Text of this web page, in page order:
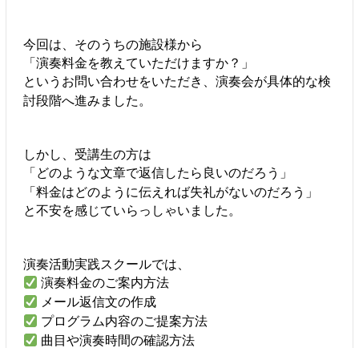
今回は、そのうちの施設様から
「演奏料金を教えていただけますか？」
というお問い合わせをいただき、演奏会が具体的な検
討段階へ進みました。
しかし、受講生の方は
「どのような文章で返信したら良いのだろう」
「料金はどのように伝えれば失礼がないのだろう」
と不安を感じていらっしゃいました。
演奏活動実践スクールでは、
演奏料金のご案内方法
メール返信文の作成
プログラム内容のご提案方法
曲目や演奏時間の確認方法